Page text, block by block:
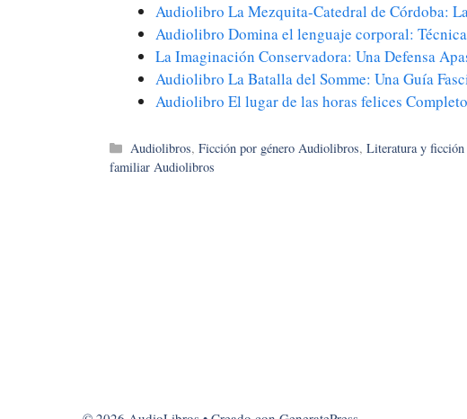
Audiolibro La Mezquita-Catedral de Córdoba:
Audiolibro Domina el lenguaje corporal:
La Imaginación Conservadora: Una Defensa
Audiolibro La Batalla del Somme: Una Guía
Audiolibro El lugar de las horas felices
Categorías
Audiolibros,Ficción por género Audiolibros,Literatura y
familiar Audiolibros